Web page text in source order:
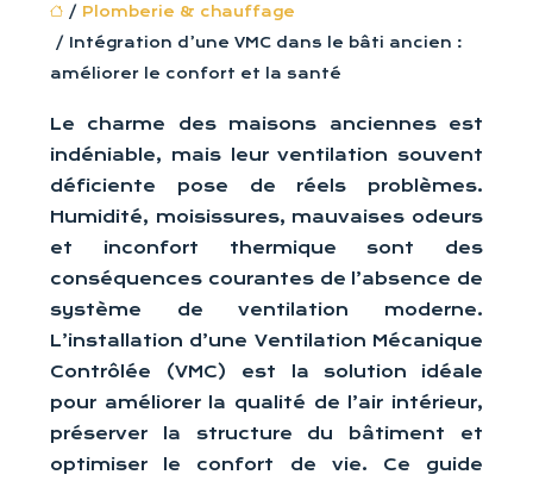
/ Plomberie & chauffage
/ Intégration d’une VMC dans le bâti ancien :
améliorer le confort et la santé
Le charme des maisons anciennes est
indéniable, mais leur ventilation souvent
déficiente pose de réels problèmes.
Humidité, moisissures, mauvaises odeurs
et inconfort thermique sont des
conséquences courantes de l’absence de
système de ventilation moderne.
L’installation d’une Ventilation Mécanique
Contrôlée (VMC) est la solution idéale
pour améliorer la qualité de l’air intérieur,
préserver la structure du bâtiment et
optimiser le confort de vie. Ce guide